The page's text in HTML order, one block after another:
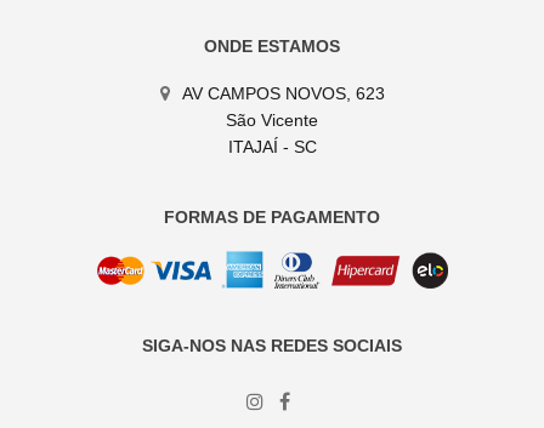
ONDE ESTAMOS
AV CAMPOS NOVOS, 623
São Vicente
ITAJAÍ - SC
FORMAS DE PAGAMENTO
SIGA-NOS NAS REDES SOCIAIS